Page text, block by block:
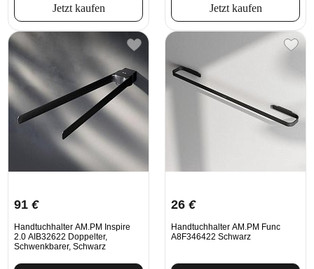
Jetzt kaufen Jetzt kaufen
91 €
Handtuchhalter AM.PM Inspire
2.0 AIB32622 Doppelter,
Schwenkbarer, Schwarz
26 €
Handtuchhalter AM.PM Func
A8F346422 Schwarz